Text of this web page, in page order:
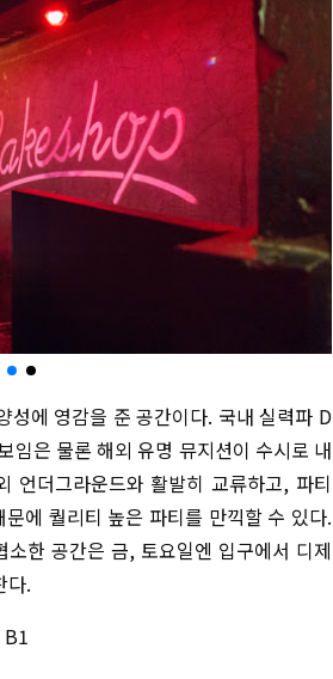
성에 영감을 준 공간이다. 국내 실력파 D
임은 물론 해외 유명 뮤지션이 수시로 내
언더그라운드와 활발히 교류하고, 파티
에 퀄리티 높은 파티를 만끽할 수 있다.
한 공간은 금, 토요일엔 입구에서 디제
다.
B1